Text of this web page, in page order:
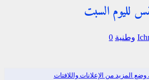
لليوم السبت
وطنية 0
وضع المزيد من الإعلانات واللافتات